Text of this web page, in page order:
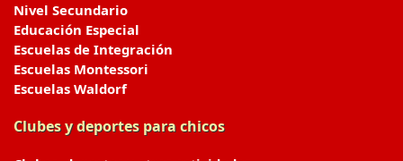
Nivel Secundario
Educación Especial
Escuelas de Integración
Escuelas Montessori
Escuelas Waldorf
Clubes y deportes para chicos